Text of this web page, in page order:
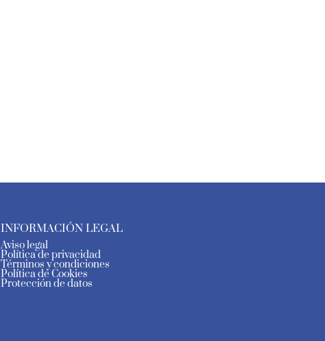
INFORMACIÓN LEGAL
Aviso legal
Política de privacidad
Términos y condiciones
Política de Cookies
Protección de datos